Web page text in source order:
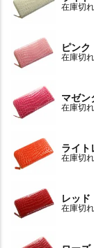
在庫切れ
ピンク
在庫切れ
マゼン
在庫切れ
ライト
在庫切れ
レッド
在庫切れ